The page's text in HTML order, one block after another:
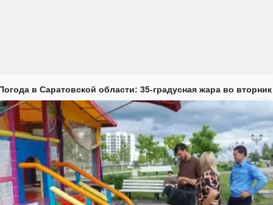
в Саратовской области: 35-градусная жара во вторник